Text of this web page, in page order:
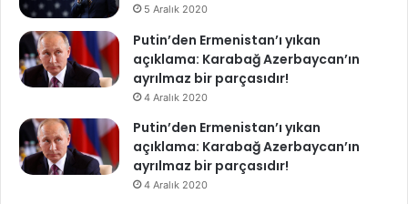
5 Aralık 2020
Putin’den Ermenistan’ı yıkan
açıklama: Karabağ Azerbaycan’ın
ayrılmaz bir parçasıdır!
4 Aralık 2020
Putin’den Ermenistan’ı yıkan
açıklama: Karabağ Azerbaycan’ın
ayrılmaz bir parçasıdır!
4 Aralık 2020